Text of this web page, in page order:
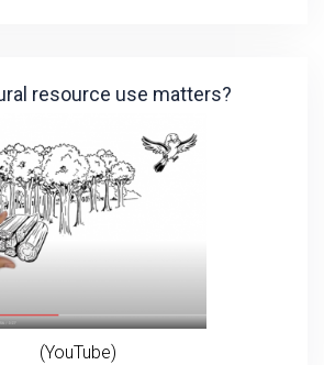
resource use matters?
(YouTube)